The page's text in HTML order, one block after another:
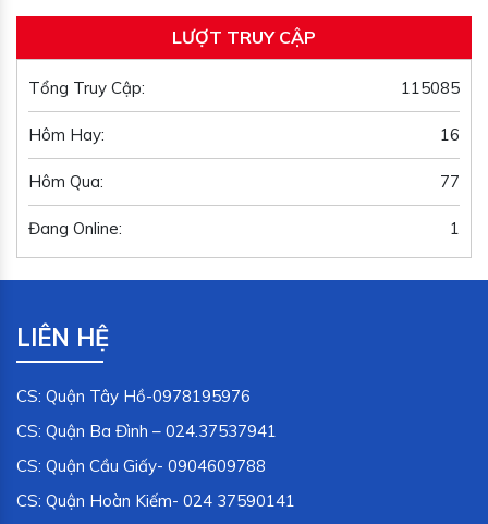
LƯỢT TRUY CẬP
115085
Tổng Truy Cập:
16
Hôm Hay:
77
Hôm Qua:
1
Đang Online:
LIÊN HỆ
CS: Quận Tây Hồ-0978195976
CS: Quận Ba Đình – 024.37537941
CS: Quận Cầu Giấy- 0904609788
CS: Quận Hoàn Kiếm- 024 37590141